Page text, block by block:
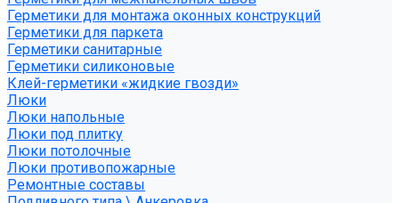
Герметики для монтажа оконных конструкций
Герметики для паркета
Герметики санитарные
Герметики силиконовые
Клей-герметики «жидкие гвозди»
Люки
Люки напольные
Люки под плитку
Люки потолочные
Люки противопожарные
Ремонтные составы